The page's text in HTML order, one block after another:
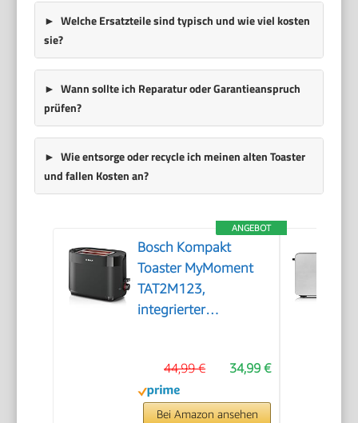
Welche Ersatzteile sind typisch und wie viel kosten
sie?
Wann sollte ich Reparatur oder Garantieanspruch
prüfen?
Wie entsorge oder recycle ich meinen alten Toaster
und fallen Kosten an?
ANGEBOT
Bosch Kompakt
Toaster MyMoment
TAT2M123,
integrierter
Abschaltautomatik,
Liftfunktion,
Brotzentrierung,
34,99 €
44,99 €
Bei Amazon ansehen